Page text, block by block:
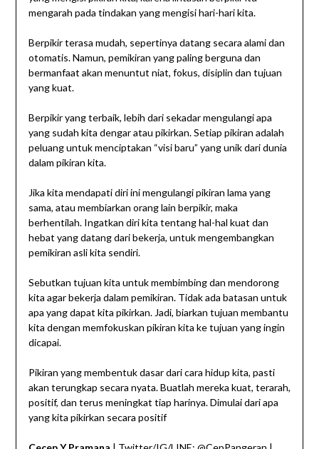
mengarah pada tindakan yang mengisi hari-hari kita.
Berpikir terasa mudah, sepertinya datang secara alami dan
otomatis. Namun, pemikiran yang paling berguna dan
bermanfaat akan menuntut niat, fokus, disiplin dan tujuan
yang kuat.
Berpikir yang terbaik, lebih dari sekadar mengulangi apa
yang sudah kita dengar atau pikirkan. Setiap pikiran adalah
peluang untuk menciptakan “visi baru” yang unik dari dunia
dalam pikiran kita.
Jika kita mendapati diri ini mengulangi pikiran lama yang
sama, atau membiarkan orang lain berpikir, maka
berhentilah. Ingatkan diri kita tentang hal-hal kuat dan
hebat yang datang dari bekerja, untuk mengembangkan
pemikiran asli kita sendiri.
Sebutkan tujuan kita untuk membimbing dan mendorong
kita agar bekerja dalam pemikiran. Tidak ada batasan untuk
apa yang dapat kita pikirkan. Jadi, biarkan tujuan membantu
kita dengan memfokuskan pikiran kita ke tujuan yang ingin
dicapai.
Pikiran yang membentuk dasar dari cara hidup kita, pasti
akan terungkap secara nyata. Buatlah mereka kuat, terarah,
positif, dan terus meningkat tiap harinya. Dimulai dari apa
yang kita pikirkan secara positif